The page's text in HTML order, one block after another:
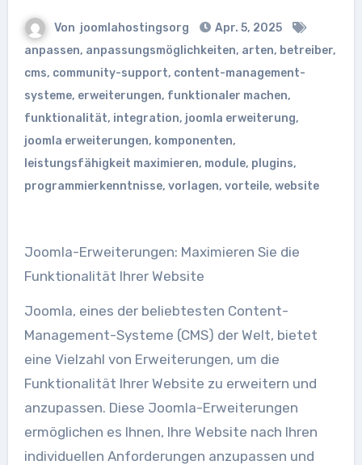
Von joomlahostingsorg
Apr. 5, 2025
anpassen, anpassungsmöglichkeiten, arten, betreiber,
cms, community-support, content-management-
systeme, erweiterungen, funktionaler machen,
funktionalität, integration, joomla erweiterung,
joomla erweiterungen, komponenten,
leistungsfähigkeit maximieren, module, plugins,
programmierkenntnisse, vorlagen, vorteile, website
Joomla-Erweiterungen: Maximieren Sie die
Funktionalität Ihrer Website
Joomla, eines der beliebtesten Content-
Management-Systeme (CMS) der Welt, bietet
eine Vielzahl von Erweiterungen, um die
Funktionalität Ihrer Website zu erweitern und
anzupassen. Diese Joomla-Erweiterungen
ermöglichen es Ihnen, Ihre Website nach Ihren
individuellen Anforderungen anzupassen und